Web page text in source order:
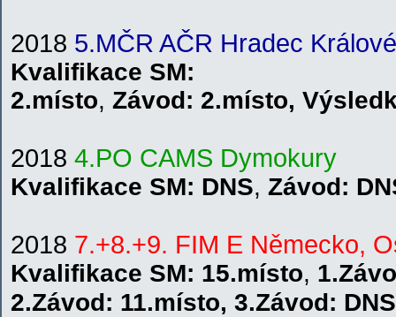
2018 5.MČR AČR Hradec Králové
Kvalifikace SM:
2.místo, Závod: 2.místo, V
2018 4.PO CAMS Dymokury
Kvalifikace SM: DNS, Závod:
2018 7.+8.+9. FIM E Německo,
Kvalifikace SM: 15.místo,
2.Závod: 11.místo, 3.Závod: